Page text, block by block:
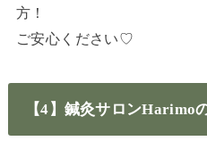
方！
ご安心ください♡
【4】鍼灸サロンHarimo